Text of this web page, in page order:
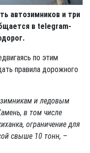
автозимников и три
в telegram-
по этим
правила дорожного
и ледовым
в том числе
ограничение для
свыше 10 тонн, –